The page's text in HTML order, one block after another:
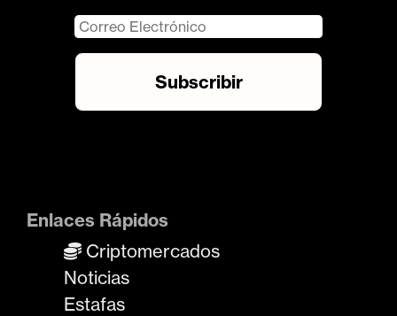
Enlaces Rápidos
Criptomercados
Noticias
Estafas